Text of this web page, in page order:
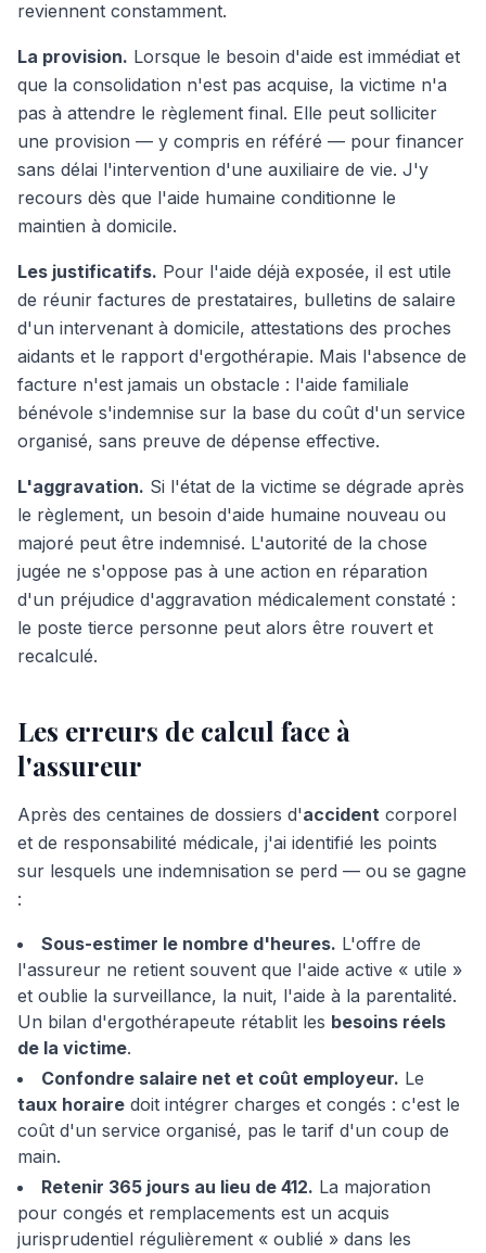
reviennent constamment.
La provision. Lorsque le besoin d'aide est immédiat et
que la consolidation n'est pas acquise, la victime n'a
pas à attendre le règlement final. Elle peut solliciter
une provision — y compris en référé — pour financer
sans délai l'intervention d'une auxiliaire de vie. J'y
recours dès que l'aide humaine conditionne le
maintien à domicile.
Les justificatifs. Pour l'aide déjà exposée, il est utile
de réunir factures de prestataires, bulletins de salaire
d'un intervenant à domicile, attestations des proches
aidants et le rapport d'ergothérapie. Mais l'absence de
facture n'est jamais un obstacle : l'aide familiale
bénévole s'indemnise sur la base du coût d'un service
organisé, sans preuve de dépense effective.
L'aggravation. Si l'état de la victime se dégrade après
le règlement, un besoin d'aide humaine nouveau ou
majoré peut être indemnisé. L'autorité de la chose
jugée ne s'oppose pas à une action en réparation
d'un préjudice d'aggravation médicalement constaté :
le poste tierce personne peut alors être rouvert et
recalculé.
Les erreurs de calcul face à
l'assureur
Après des centaines de dossiers d'accident corporel
et de responsabilité médicale, j'ai identifié les points
sur lesquels une indemnisation se perd — ou se gagne
:
Sous-estimer le nombre d'heures. L'offre de
l'assureur ne retient souvent que l'aide active « utile »
et oublie la surveillance, la nuit, l'aide à la parentalité.
Un bilan d'ergothérapeute rétablit les besoins réels
de la victime.
Confondre salaire net et coût employeur. Le
taux horaire doit intégrer charges et congés : c'est le
coût d'un service organisé, pas le tarif d'un coup de
main.
Retenir 365 jours au lieu de 412. La majoration
pour congés et remplacements est un acquis
jurisprudentiel régulièrement « oublié » dans les